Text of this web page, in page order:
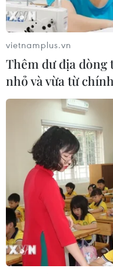
Bánh chưng đen -
đồng bào dân tộc
07/02/2021 06:46
Bánh chưng đen
núi rừng vùng cao,
thành kính của người
mỗi dịp Tết đến xuân
vietnamplus.vn
Thêm dư địa
nhỏ và vừa từ